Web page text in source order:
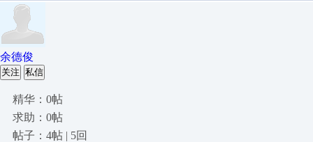
余德俊
关注 私信
精华：0帖
求助：0帖
帖子：4帖 | 5回